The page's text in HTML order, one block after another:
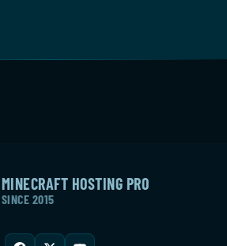
MINECRAFT HOSTING PRO
SINCE 2015